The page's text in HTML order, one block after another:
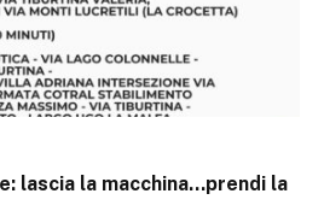
lascia la macchina…prendi la